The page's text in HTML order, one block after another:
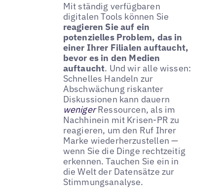
Mit ständig verfügbaren
digitalen Tools können Sie
reagieren Sie auf ein
potenzielles Problem, das in
einer Ihrer Filialen auftaucht,
bevor es in den Medien
auftaucht. Und wir alle wissen:
Schnelles Handeln zur
Abschwächung riskanter
Diskussionen kann dauern
wenigerRessourcen, als im
Nachhinein mit Krisen-PR zu
reagieren, um den Ruf Ihrer
Marke wiederherzustellen —
wenn Sie die Dinge rechtzeitig
erkennen. Tauchen Sie ein in
die Welt der Datensätze zur
Stimmungsanalyse.